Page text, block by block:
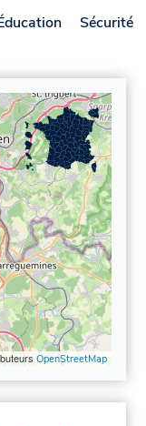
Sécurité
OpenStreetMap